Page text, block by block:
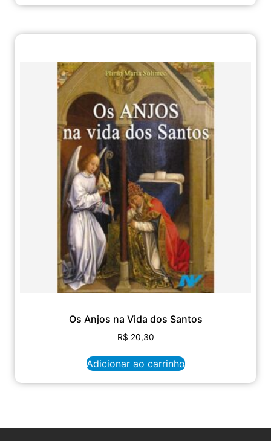
Os Anjos na Vida dos Santos
R$ 20,30
Adicionar ao carrinho